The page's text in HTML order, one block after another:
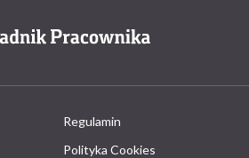
Regulamin
Polityka Cookies